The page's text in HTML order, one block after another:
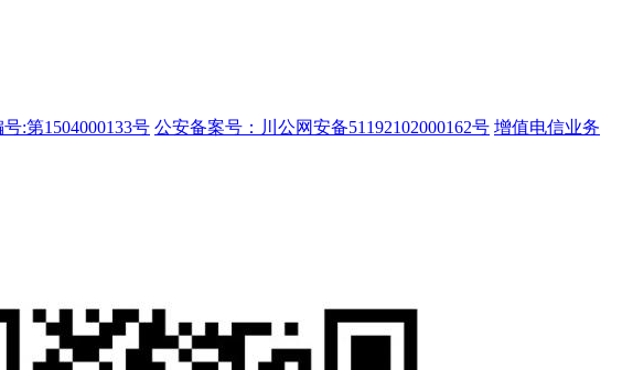
:第1504000133号 公安备案号：川公网安备51192102000162号 增值电信业务